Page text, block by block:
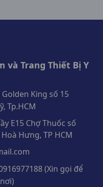
và Trang Thiết Bị Y
King số 15
Tp.HCM
E15 Chợ Thuốc số
Hưng, TP HCM
(Xin gọi để